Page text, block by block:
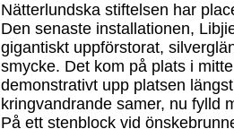
Nätterlundska stiftelsen har
Den senaste installationen,
gigantiskt uppförstorat,
smycke. Det kom på plats i
demonstrativt upp platsen
kringvandrande samer, nu fylld
På ett stenblock vid